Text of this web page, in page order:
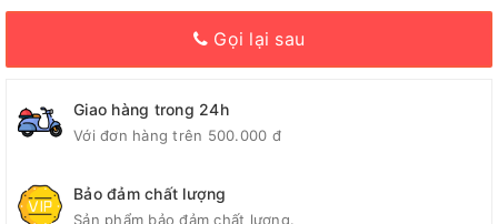
Gọi lại sau
Giao hàng trong 24h
Với đơn hàng trên 500.000 đ
Bảo đảm chất lượng
Sản phẩm bảo đảm chất lượng.